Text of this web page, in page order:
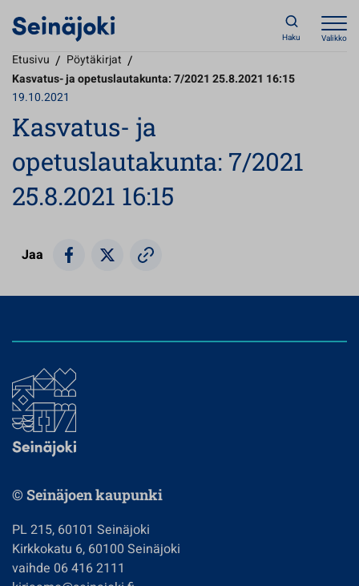
Haku Valikko
Etusivu / Pöytäkirjat /
Kasvatus- ja opetuslautakunta: 7/2021 25.8.2021 16:15
19.10.2021
Kasvatus- ja
opetuslautakunta: 7/2021
25.8.2021 16:15
Jaa
© Seinäjoen kaupunki
PL 215, 60101 Seinäjoki
Kirkkokatu 6, 60100 Seinäjoki
vaihde 06 416 2111